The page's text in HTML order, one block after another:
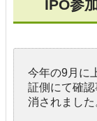
IPO参
今年の9月に
証側にて確
消されました